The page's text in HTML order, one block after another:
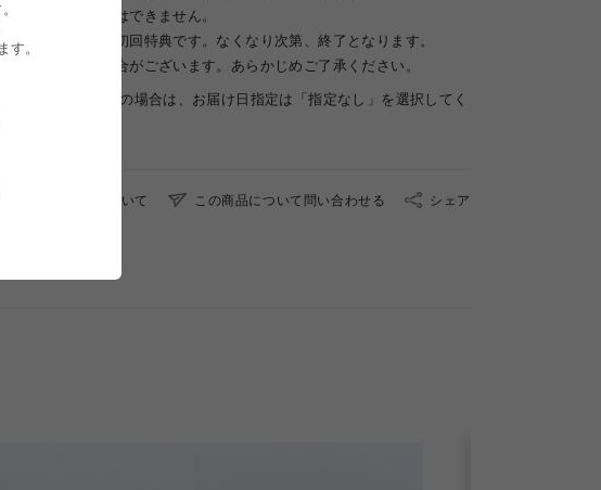
、また着日指定はできません。
りは数量限定の初回特典です。なくなり次第、終了となります。
や凹みがある場合がございます。あらかじめご了承ください。
お届けをご希望の場合は、お届け日指定は「指定なし」を選択してく
送料について この商品について問い合わせる シェア
す。